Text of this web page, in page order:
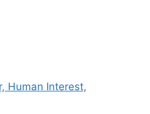
Human Interest,